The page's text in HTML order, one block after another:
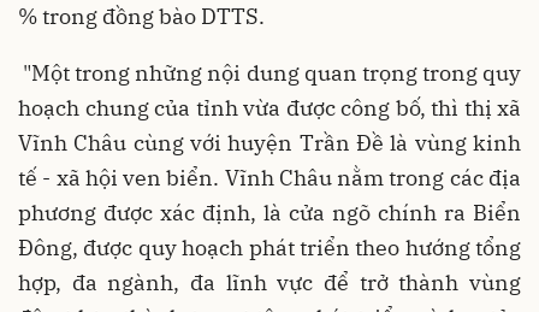
% trong đồng bào DTTS.
"Một trong những nội dung quan trọng trong quy
hoạch chung của tỉnh vừa được công bố, thì thị xã
Vĩnh Châu cùng với huyện Trần Đề là vùng kinh
tế - xã hội ven biển. Vĩnh Châu nằm trong các địa
phương được xác định, là cửa ngõ chính ra Biển
Đông, được quy hoạch phát triển theo hướng tổng
hợp, đa ngành, đa lĩnh vực để trở thành vùng